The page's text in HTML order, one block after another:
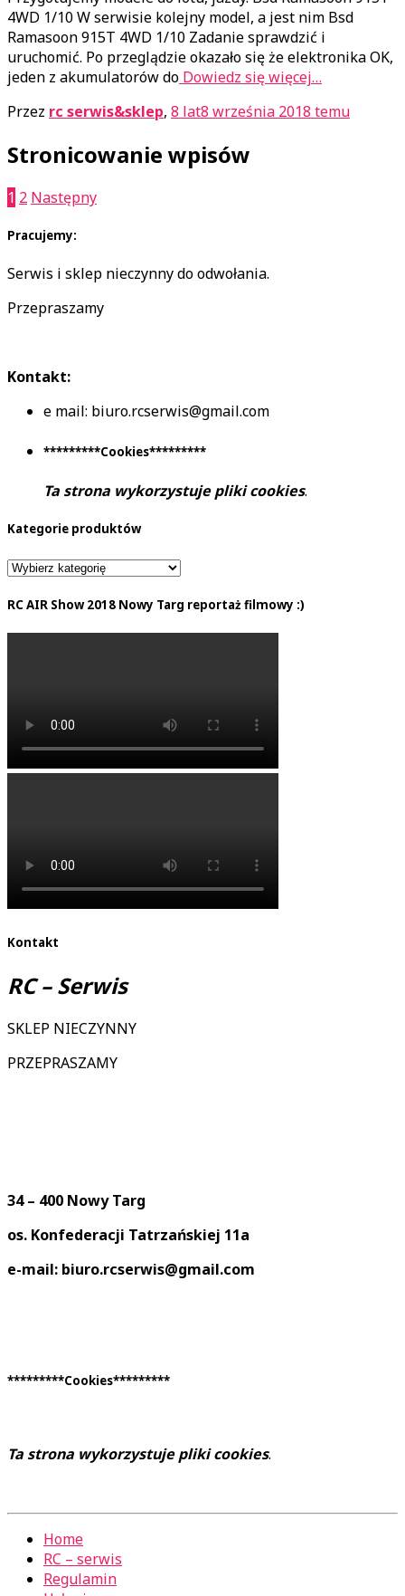
4WD 1/10 W serwisie kolejny model, a jest nim Bsd
Ramasoon 915T 4WD 1/10 Zadanie sprawdzić i
uruchomić. Po przeglądzie okazało się że elektronika OK,
jeden z akumulatorów do Dowiedz się więcej…
Przez rc serwis&sklep, 8 lat8 września 2018 temu
Stronicowanie wpisów
1 2 Następny
Pracujemy:
Serwis i sklep nieczynny do odwołania.
Przepraszamy
Kontakt:
e mail: biuro.rcserwis@gmail.com
*********Cookies*********
Ta strona wykorzystuje pliki cookies.
Kategorie produktów
RC AIR Show 2018 Nowy Targ reportaż filmowy :)
Kontakt
RC – Serwis
SKLEP NIECZYNNY
PRZEPRASZAMY
34 – 400 Nowy Targ
os. Konfederacji Tatrzańskiej 11a
e-mail: biuro.rcserwis@gmail.com
*********Cookies*********
Ta strona wykorzystuje pliki cookies.
Home
RC – serwis
Regulamin